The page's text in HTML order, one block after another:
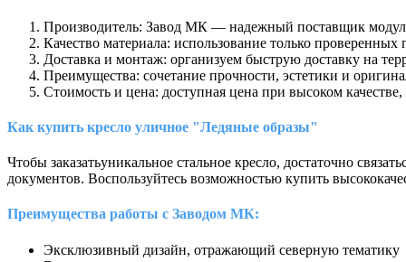
Производитель: Завод МК — надежный поставщик
Качество материала: использование только проверенных
Доставка и монтаж: организуем быструю доставку на
Преимущества: сочетание прочности, эстетики и
Стоимость и цена: доступная цена при высоком
Как купить кресло уличное "Ледяные образы"
Чтобы заказатьуникальное стальное кресло, достаточно
документов. Воспользуйтесь возможностью купить
Преимущества работы с Заводом МК:
Эксклюзивный дизайн, отражающий северную тематику